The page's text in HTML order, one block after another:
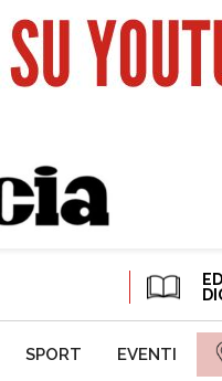
SPORT EVENTI